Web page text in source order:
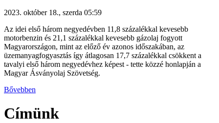
2023. október 18., szerda 05:59
Az idei első három negyedévben 11,8 százalékkal kevesebb
motorbenzin és 21,1 százalékkal kevesebb gázolaj fogyott
Magyarországon, mint az előző év azonos időszakában, az
üzemanyagfogyasztás így átlagosan 17,7 százalékkal csökkent a
tavalyi első három negyedévhez képest - tette közzé honlapján a
Magyar Ásványolaj Szövetség.
Bővebben
Címünk